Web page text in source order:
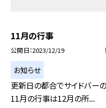
11月の行事
公開日 2023/12/19
お知らせ
更新日の都合でサイドバー
11月の行事は12月の所...